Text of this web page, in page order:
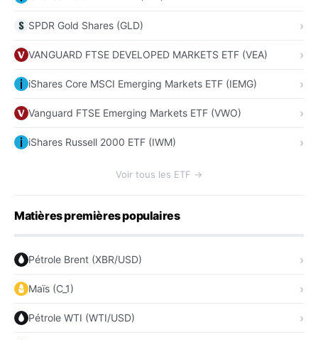
SPDR Gold Shares (GLD)
VANGUARD FTSE DEVELOPED MARKETS ETF (VEA)
iShares Core MSCI Emerging Markets ETF (IEMG)
Vanguard FTSE Emerging Markets ETF (VWO)
iShares Russell 2000 ETF (IWM)
Voir tous les ETF →
Matières premières populaires
Pétrole Brent (XBR/USD)
Maïs (C_1)
Pétrole WTI (WTI/USD)